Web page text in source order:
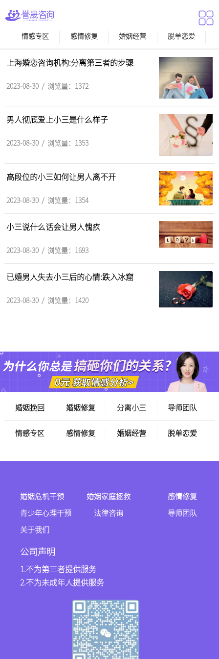
情感专区 感情修复 婚姻经营 脱单恋爱
上海婚恋咨询机构:分离第三者的步骤
2023-08-30 / 浏览量：1372
男人彻底爱上小三是什么样子
2023-08-30 / 浏览量：1353
高段位的小三如何让男人离不开
2023-08-30 / 浏览量：1354
小三说什么话会让男人愧疚
2023-08-30 / 浏览量：1693
已婚男人失去小三后的心情:跌入冰窟
2023-08-30 / 浏览量：1420
婚姻挽回 婚姻修复 分离小三 导师团队
情感专区 感情修复 婚姻经营 脱单恋爱
婚姻危机干预 婚姻家庭拯救 感情修复
青少年心理干预 法律咨询 导师团队
关于我们
公司声明
1.不为第三者提供服务
2.不为未成年人提供服务